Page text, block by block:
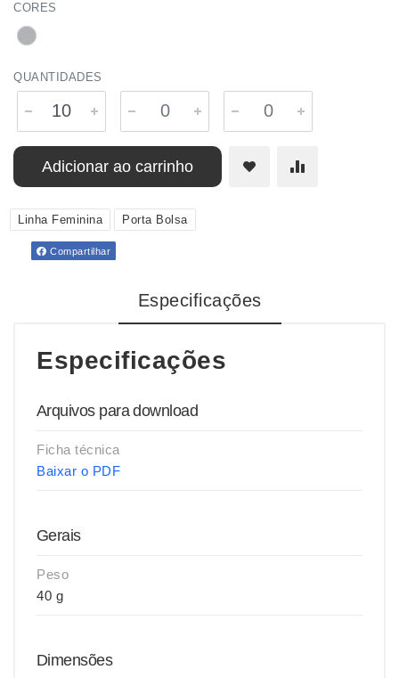
CORES
QUANTIDADES
Adicionar ao carrinho
Linha Feminina Porta Bolsa
Compartilhar
Especificações
Especificações
Arquivos para download
Ficha técnica
Baixar o PDF
Gerais
Peso
40 g
Dimensões